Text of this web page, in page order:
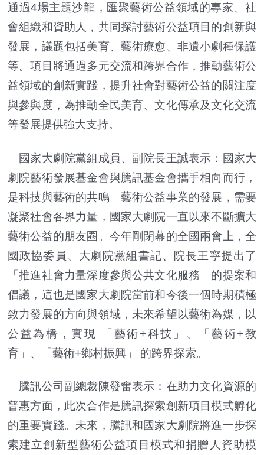
通過4場主題沙龍，匯聚藝術公益領域的專家、社
會組織和資助人，共同探討藝術公益項目的創新與
發展，議題包括美育、藝術療愈、非遺小劇種保護
等。項目將通過多元交流和跨界合作，推動藝術公
益領域的創新實踐，提升社會對藝術公益的關注度
與參與度，為推動全民美育、文化傳承及文化交流
等發展提供強大支持。
國家大劇院黨組成員、副院長王誠表示：國家大
劇院藝術發展基金會與騰訊基金會攜手相向而行，
是科技與藝術的共鳴。藝術公益事業的發展，需要
凝聚社會各界力量，國家大劇院一直以來不斷擴大
藝術公益的朋友圈。今年剛閉幕的全國兩會上，全
國政協委員、大劇院黨組書記、院長王寧提出了
「推進社會力量深度參與公共文化服務」的提案和
倡議，這也是國家大劇院當前和今後一個時期積極
致力發展的方向與領域，未來希望以藝術為媒，以
公益為橋，實現 「藝術+科技」、「藝術+教
育」、「藝術+鄉村振興」 的跨界探索。
騰訊公司副總裁陳發奮表示：在助力文化資源的
普惠方面，此次合作是騰訊探索創新項目模式孵化
的重要實踐。未來，騰訊和國家大劇院將進一步探
索建立創新型藝術公益項目模式和捐贈人資助模